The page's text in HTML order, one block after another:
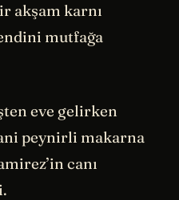
akşam karnı
mutfağa
eve gelirken
peynirli makarna
canı